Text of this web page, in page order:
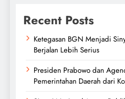
Recent Posts
Ketegasan BGN Menjadi
Berjalan Lebih Serius
Presiden Prabowo dan
Pemerintahan Daerah dari